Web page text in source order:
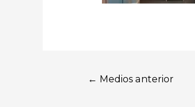
← Medios anterior